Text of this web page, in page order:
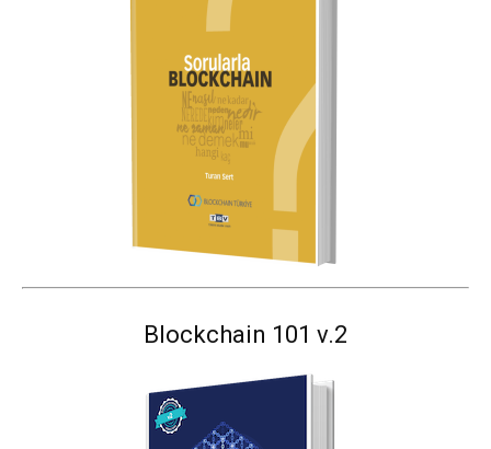
Blockchain 101 v.2